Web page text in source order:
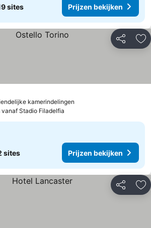
sites Prijzen bekijken
Delen
kamerindelingen
vanaf Stadio Filadelfia
sites Prijzen bekijken
Delen